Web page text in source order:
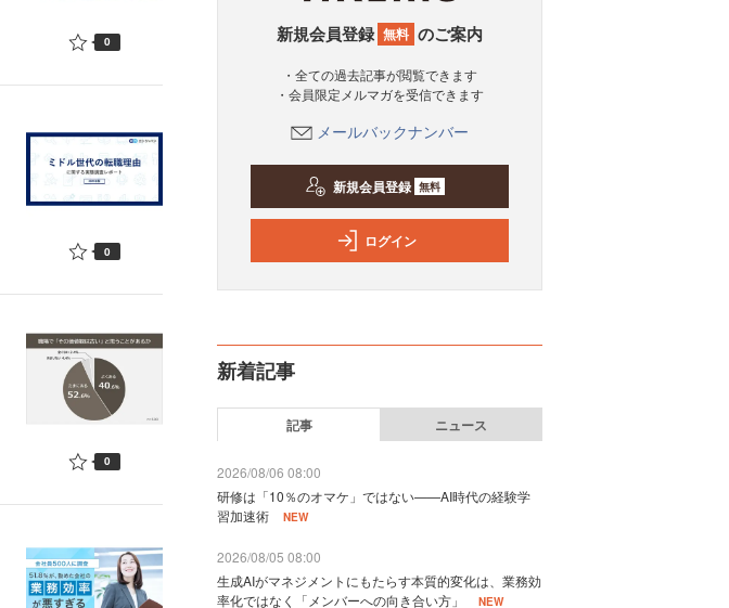
0
0
0
新規会員登録 無料 のご案内
・全ての過去記事が閲覧できます
・会員限定メルマガを受信できます
メールバックナンバー
新規会員登録 無料
ログイン
新着記事
記事 ニュース
2026/08/06 08:00
研修は「10％のオマケ」ではない——AI時代の経験学
習加速術
NEW
2026/08/05 08:00
生成AIがマネジメントにもたらす本質的変化は、業務効
率化ではなく「メンバーへの向き合い方」
NEW